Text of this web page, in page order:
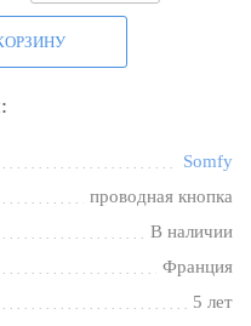
Somfy
проводная кнопка
В наличии
Франция
5 лет